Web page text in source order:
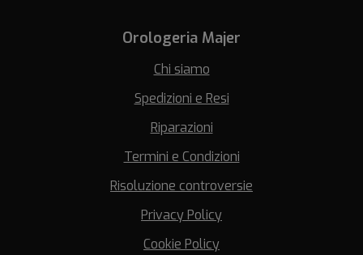
Orologeria Majer
Chi siamo
Spedizioni e Resi
Riparazioni
Termini e Condizioni
Risoluzione controversie
Privacy Policy
Cookie Policy